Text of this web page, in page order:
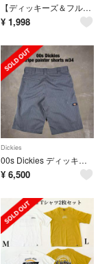
【ディッキーズ＆フルーツオブザルーム】人気のサマーソックスワンポイント刺繍おまとめ品メンズ
¥ 1,998
Dickies
00s Dickies ディッキーズ ストライプ ワークショーツ パンツ W34
¥ 6,500